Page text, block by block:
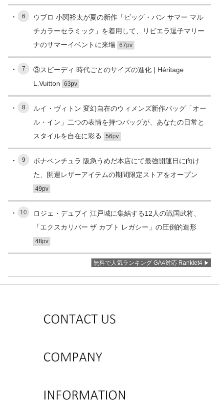
6
ウブロ 小関裕太が夏の新作「ビッグ・バン サマー マル
チカラーセラミック」を着用して、リビエラ逗子マリー
ナのサマーイベントに来場 67pv
7
③スピーディ 時代ごとのサイズの進化 | Héritage
L.Vuitton
63pv
8
ルイ・ヴィトン 変幻自在のウィメンズ新作バッグ「オー
ル・イン」二つの表情を持つバッグが、あなたの日常と
スタイルを自在に彩る
56pv
9
ボナベンチュラ 阪急うめだ本店にて最強開運日に向け
た、開運レザーアイテムの期間限定ストアをオープン
49pv
10
ロジェ・デュブイ 江戸城に集結する12人の戦国武将、
「エクスカリバー ザ カブト レガシー」の圧倒的造形
48pv
無料で人気ランキング GA4対応 Ranklet4